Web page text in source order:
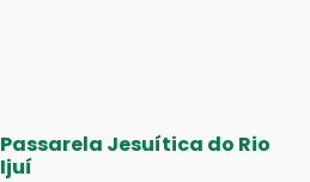
Passarela Jesuítica do Rio
Ijuí